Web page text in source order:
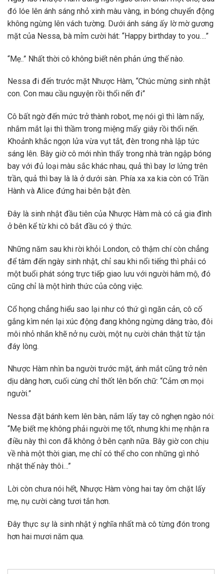
đó lóe lên ánh sáng nhỏ xinh màu vàng, in bóng chuyển động
không ngừng lên vách tường. Dưới ánh sáng ấy lờ mờ gương
mặt của Nessa, bà mỉm cười hát: “Happy birthday to you….”
“Mẹ..” Nhất thời cô không biết nên phản ứng thế nào.
Nessa đi đến trước mặt Nhược Hàm, “Chúc mừng sinh nhật
con. Con mau cầu nguyện rồi thổi nến đi”
Cô bất ngờ đến mức trở thành robot, mẹ nói gì thì làm nấy,
nhắm mắt lại thì thầm trong miệng mấy giây rồi thổi nến.
Khoảnh khắc ngọn lửa vừa vụt tắt, đèn trong nhà lập tức
sáng lên. Bây giờ cô mới nhìn thấy trong nhà tràn ngập bóng
bay với đủ loại màu sắc khác nhau, quả thì bay lơ lửng trên
trần, quả thì bay là là ở dưới sàn. Phía xa xa kia còn có Trần
Hành và Alice đứng hai bên bật đèn.
Đây là sinh nhật đầu tiên của Nhược Hàm mà có cả gia đình
ở bên kể từ khi cô bắt đầu có ý thức.
Những năm sau khi rời khỏi London, cô thậm chí còn chẳng
để tâm đến ngày sinh nhật, chỉ sau khi nổi tiếng thì phải có
một buổi phát sóng trực tiếp giao lưu với người hâm mộ, đó
cũng chỉ là một hình thức của công việc.
Cổ họng chẳng hiểu sao lại như có thứ gì ngăn cản, cô cố
gắng kìm nén lại xúc động đang không ngừng dâng trào, đôi
môi nhỏ nhắn khẽ nở nụ cười, một nụ cười chân thật từ tận
đáy lòng.
Nhược Hàm nhìn ba người trước mặt, ánh mắt cũng trở nên
dịu dàng hơn, cuối cùng chỉ thốt lên bốn chữ: “Cảm ơn mọi
người.”
Nessa đặt bánh kem lên bàn, nắm lấy tay cô nghẹn ngào nói:
“Mẹ biết mẹ không phải người mẹ tốt, nhưng khi mẹ nhận ra
điều này thì con đã không ở bên cạnh nữa. Bây giờ con chịu
về nhà một thời gian, mẹ chỉ có thể cho con những gì nhỏ
nhặt thế này thôi…”
Lời còn chưa nói hết, Nhược Hàm vòng hai tay ôm chặt lấy
mẹ, nụ cười càng tươi tắn hơn.
Đây thực sự là sinh nhật ý nghĩa nhất mà cô từng đón trong
hơn hai mươi năm qua.